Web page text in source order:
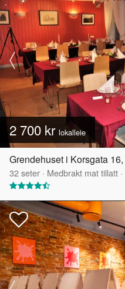
2 700 kr lokalleie
32seter · Medbrakt mat tillatt ·